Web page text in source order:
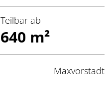
Teilbar ab
640 m²
Maxvorstadt